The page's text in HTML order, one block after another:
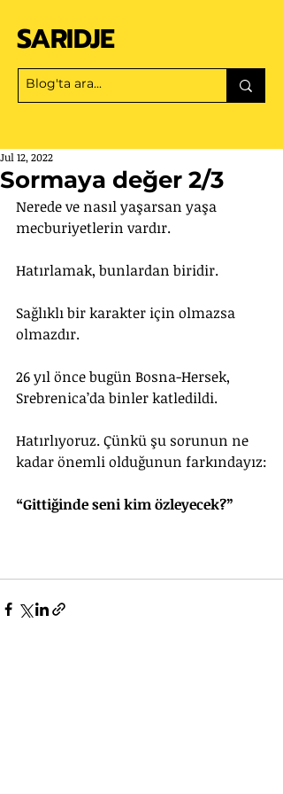
SARIDJE
Sormaya değer 2/3
Jul 12, 2022
Nerede ve nasıl yaşarsan yaşa
mecburiyetlerin vardır.
Hatırlamak, bunlardan biridir.
Sağlıklı bir karakter için olmazsa
olmazdır.
26 yıl önce bugün Bosna-Hersek,
Srebrenica’da binler katledildi.
Hatırlıyoruz. Çünkü şu sorunun ne
kadar önemli olduğunun farkındayız:
“Gittiğinde seni kim özleyecek?”